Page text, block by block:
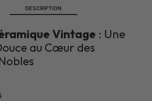
DESCRIPTION
Vintage : Une
au Cœur des